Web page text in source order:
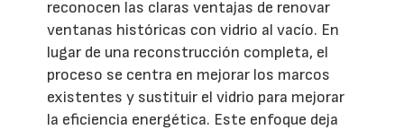
reconocen las claras ventajas de renovar
ventanas históricas con vidrio al vacío. En
lugar de una reconstrucción completa, el
proceso se centra en mejorar los marcos
existentes y sustituir el vidrio para mejorar
la eficiencia energética. Este enfoque deja